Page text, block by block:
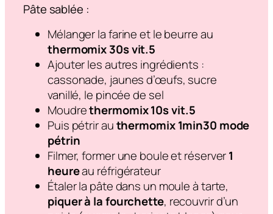
Pâte sablée :
Mélanger la farine et le beurre au
thermomix 30s vit.5
Ajouter les autres ingrédients :
cassonade, jaunes d’œufs, sucre
vanillé, le pincée de sel
Moudrethermomix 10s vit.5
Puis pétrir authermomix 1min30 mode
pétrin
Filmer, former une boule et réserver1
heureau réfrigérateur
Étaler la pâte dans un moule à tarte,
piquer à la fourchette, recouvrir d’un